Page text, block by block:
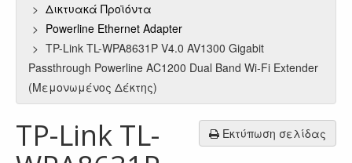
Δικτυακά Προϊόντα
Powerline Ethernet Adapter
TP-Link TL-WPA8631P V4.0 AV1300 Gigabit
Passthrough Powerline AC1200 Dual Band Wi-Fi Extender
(Μεμονωμένος Δέκτης)
Εκτύπωση σελίδας
TP-Link TL-